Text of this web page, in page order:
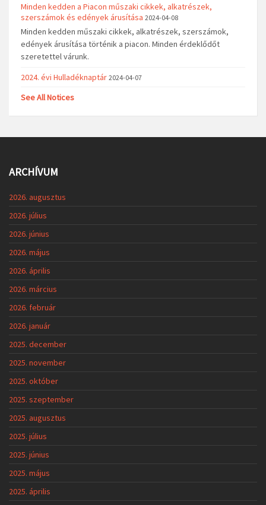
Minden kedden a Piacon műszaki cikkek, alkatrészek,
szerszámok és edények árusítása 2024-04-08
Minden kedden műszaki cikkek, alkatrészek, szerszámok,
edények árusítása történik a piacon. Minden érdeklődőt
szeretettel várunk.
2024. évi Hulladéknaptár 2024-04-07
See All Notices
ARCHÍVUM
2026. augusztus
2026. július
2026. június
2026. május
2026. április
2026. március
2026. február
2026. január
2025. december
2025. november
2025. október
2025. szeptember
2025. augusztus
2025. július
2025. június
2025. május
2025. április